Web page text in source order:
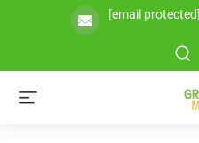
[email protected]